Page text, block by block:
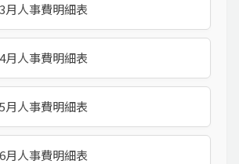
月人事費明細表
月人事費明細表
月人事費明細表
月人事費明細表